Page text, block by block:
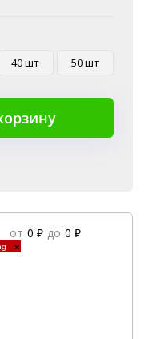
40 шт 50 шт
от 0 ₽ до 0 ₽
×